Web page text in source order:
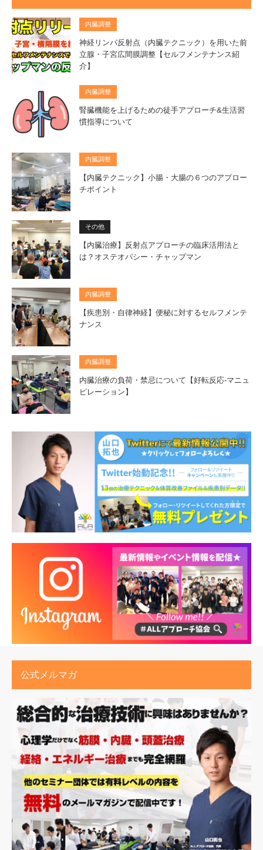
内臓調整
神経リンパ反射点（内臓テクニック）を用いた前
立腺・子宮広間膜調整【セルフメンテナンス紹
介】
内臓調整
腎臓機能を上げるための徒手アプローチ&生活習
慣指導について
内臓調整
【内臓テクニック】小腸・大腸の６つのアプロー
チポイント
その他
【内臓治療】反射点アプローチの臨床活用法と
は？オステオパシー・チャップマン
内臓調整
【疾患別・自律神経】便秘に対するセルフメンテ
ナンス
内臓調整
内臓治療の負荷・禁忌について【好転反応‐マニュ
ピレーション】
公式メルマガ